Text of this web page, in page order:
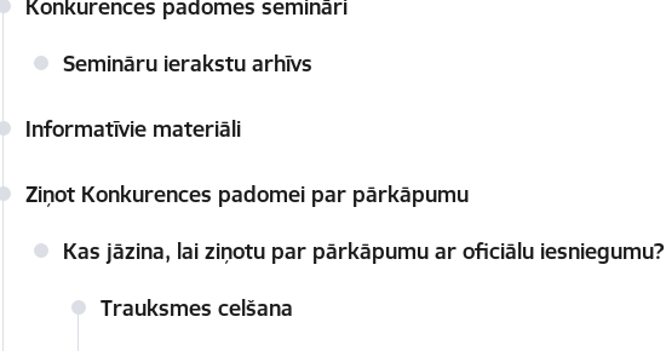
Konkurences padomes semināri
Semināru ierakstu arhīvs
Informatīvie materiāli
Ziņot Konkurences padomei par pārkāpumu
Kas jāzina, lai ziņotu par pārkāpumu ar oficiālu iesniegumu?
Trauksmes celšana